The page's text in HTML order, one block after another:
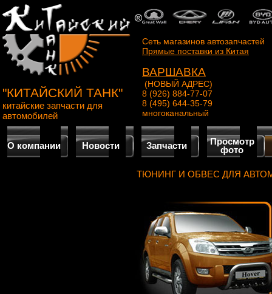
"КИТАЙСКИЙ ТАНК"
китайские запчасти для
автомобилей
Сеть магазинов автозапчастей
Прямые поставки из Китая
ВАРШАВКА
(НОВЫЙ АДРЕС)
8 (926) 884-77-07
8 (495) 644-35-79
многоканальный
О компании Новости Запчасти
Просмотр
фото
ТЮНИНГ И ОБВЕС ДЛЯ